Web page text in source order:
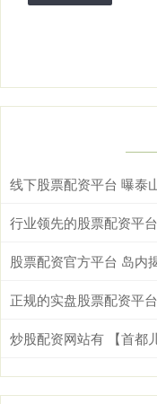
股票配资官方平台 岛内